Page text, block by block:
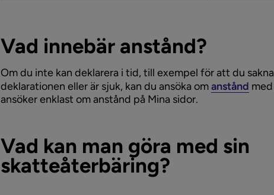
Vad innebär anstånd?
Om du inte kan deklarera i tid, till exempel för att du
deklarationen eller är sjuk, kan du ansöka omanstånd
ansöker enklast om anstånd på Mina sidor.
Vad kan man göra med sin
skatteåterbäring?